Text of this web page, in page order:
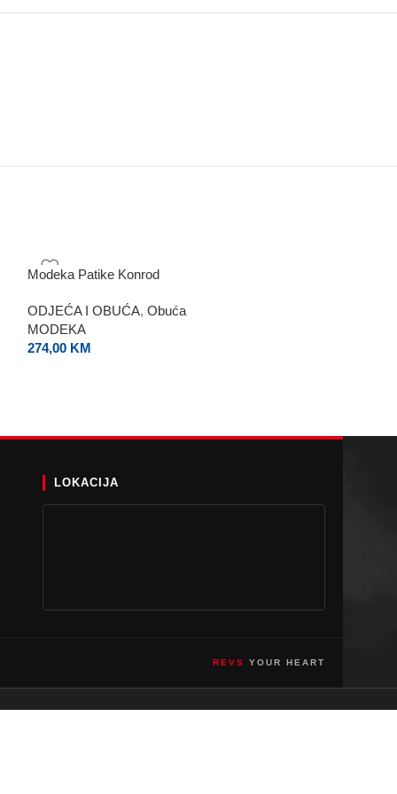
Modeka Patike Konrod
ODJEĆA I OBUĆA, Obuća
MODEKA
274,00 KM
LOKACIJA
REVS YOUR HEART